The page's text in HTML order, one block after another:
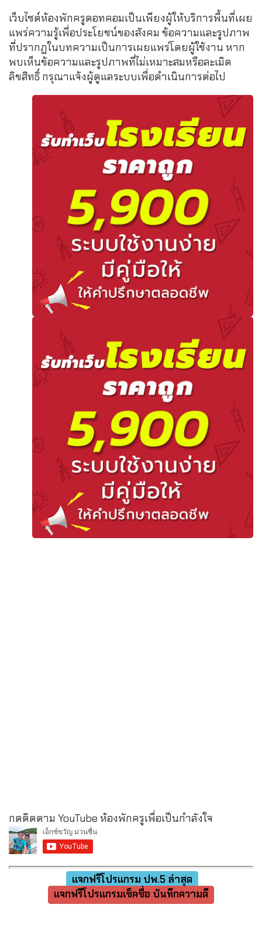
เว็บไซต์ห้องพักครูดอทคอมเป็นเพียงผู้ให้บริการพื้นที่เผย
แพร่ความรู้เพื่อประโยชน์ของสังคม ข้อความและรูปภาพ
ที่ปรากฏในบทความเป็นการเผยแพร่โดยผู้ใช้งาน หาก
พบเห็นข้อความและรูปภาพที่ไม่เหมาะสมหรือละเมิด
ลิขสิทธิ์ กรุณาแจ้งผู้ดูแลระบบเพื่อดำเนินการต่อไป
กดติดตาม YouTube ห้องพักครูเพื่อเป็นกำลังใจ
แจกฟรีโปรแกรม ปพ.5 ล่าสุด
แจกฟรีโปรแกรมเช็คชื่อ บันทึกความดี